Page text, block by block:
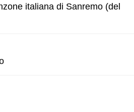
italiana di Sanremo (del